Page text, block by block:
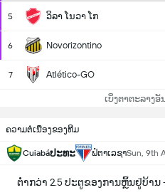
5 ວິລາ ໂນວາ ໂກ
6 Novorizontino
7 Atlético-GO
ເບິ່ງຕາຕະລາງ
ຄວາມຕໍ່ເນື່ອງຂອງທີມ
Cuiabáປະທະ ຟໍຕາເລຊາSun, 9th
ຕ່ຳກວ່າ 2.5 ປະຕູຂອງການຫຼິ້ນຢູ່ບ້ານ